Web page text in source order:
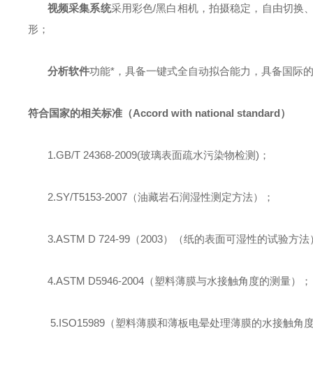
视频采集系统采用彩色/黑白相机，拍摄稳定， 自由切换
形；
分析软件功能*，具备一键式全自动拟合能力，具备国际
符合国家的相关标准（Accord with national standard）
1.GB/T 24368-2009(玻璃表面疏水污染物检测) ；
2.SY/T5153-2007（油藏岩石润湿性测定方法） ；
3.ASTM D 724-99（2003）（纸的表面可湿性的试验方法
4.ASTM D5946-2004（塑料薄膜与水接触角度的测量） ；
5.ISO15989（塑料薄膜和薄板电晕处理薄膜的水接触角